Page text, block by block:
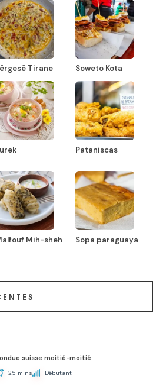
Tirane Soweto Kota
Pataniscas
Mih-sheh Sopa paraguaya
suisse moitié-moitié
25 mins Débutant